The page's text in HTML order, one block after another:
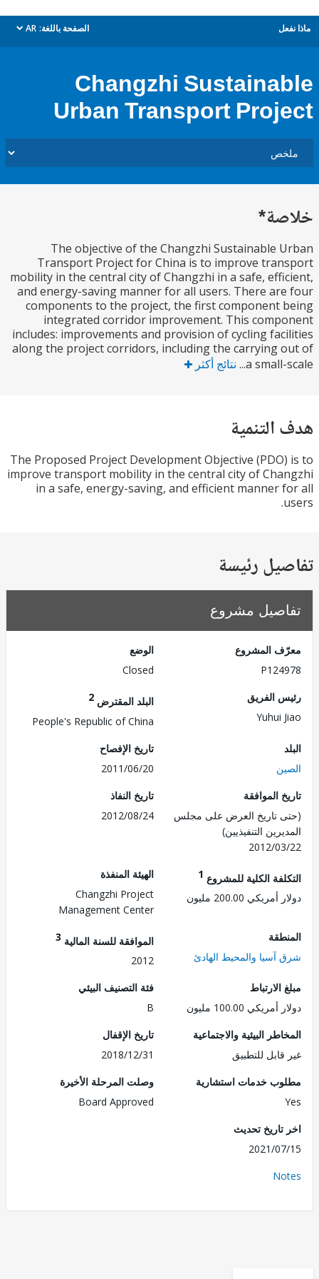
الصفحة باللغة: AR
dropdown
Changzhi
Urban Transport
The objective of the Changzhi Sustainable
Transport Project for China is to improve
mobility in the central city of Changzhi in a safe,
and energy-saving manner for all users. There
components to the project, the first component
integrated corridor improvement. This
includes: improvements and provision of cycling
along the project corridors, including the carrying
a نتائج أكثر
The Proposed Project Development Objective
improve transport mobility in the central city of
in a safe, energy-saving, and efficient manner
رئيسة
مشروع
المشروع
الفريق
Yuhui
البلد المقترض
People's Republic of China
تاريخ الإفصاح
2011/06/20
الموافقة
تاريخ العرض على مجلس
التنفيذيين)
2012/
تاريخ النفاذ
2012/08/24
الكلية للمشروع1
200.00 مليون
الهيئة المنفذة
Changzhi Project
Management Center
والمحيط الهادئ
الموافقة للسنة المالية3
100.00 مليون
فئة التصنيف البيئي
B
البيئية والاجتماعية
للتطبيق
تاريخ الإقفال
2018/12/31
خدمات استشارية
وصلت المرحلة الأخيرة
Board Approved
تحديث
2021/